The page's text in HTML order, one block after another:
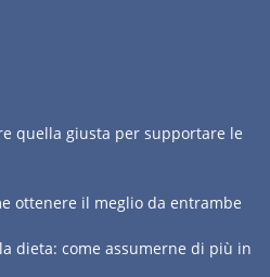
quella giusta per supportare le
ottenere il meglio da entrambe
dieta: come assumerne di più in